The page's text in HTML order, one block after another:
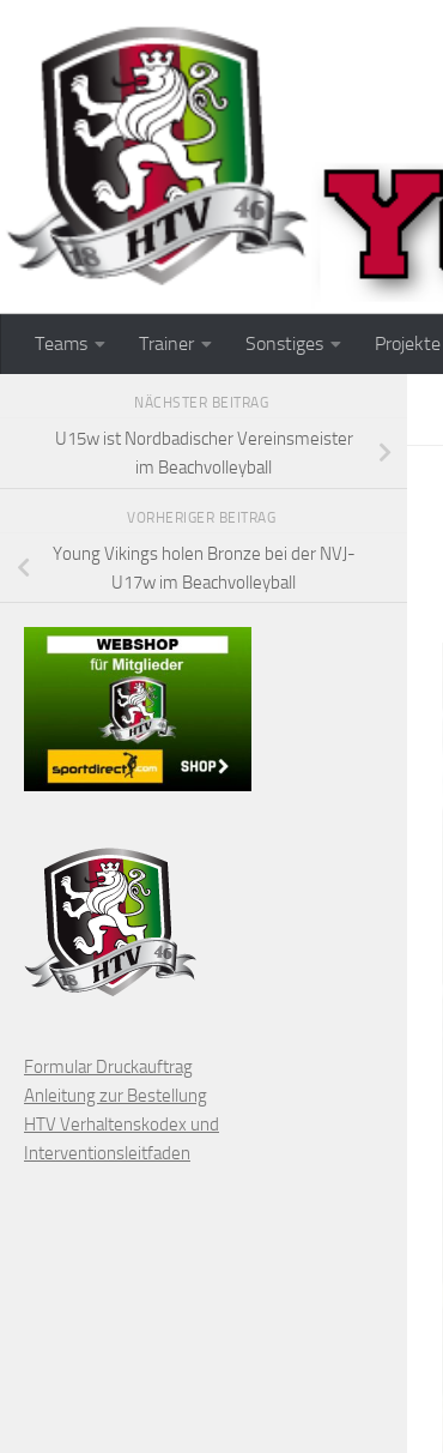
Zum Inhalt springen
Teams Trainer Sonstiges Projekte
NÄCHSTER BEITRAG
U15w ist Nordbadischer Vereinsmeister
im Beachvolleyball
VORHERIGER BEITRAG
Young Vikings holen Bronze bei der NVJ-
U17w im Beachvolleyball
Formular Druckauftrag
Anleitung zur Bestellung
HTV Verhaltenskodex und
Interventionsleitfaden